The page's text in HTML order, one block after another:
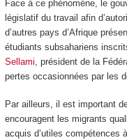
Face à ce phénomène, le
législatif du travail afin
d’autres pays d’Afrique
étudiants subsahariens
Sellami , président de la
pertes occasionnées par les
Par ailleurs, il est important
encouragent les migrants
acquis d’utiles compétences